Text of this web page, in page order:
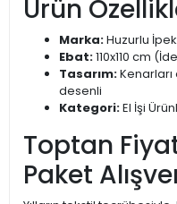
Ürün
Marka:Huzurlu İpek
Ebat:110x110 cm
Tasarım:
desenli
Kategori:El İşi
Toptan
Paket